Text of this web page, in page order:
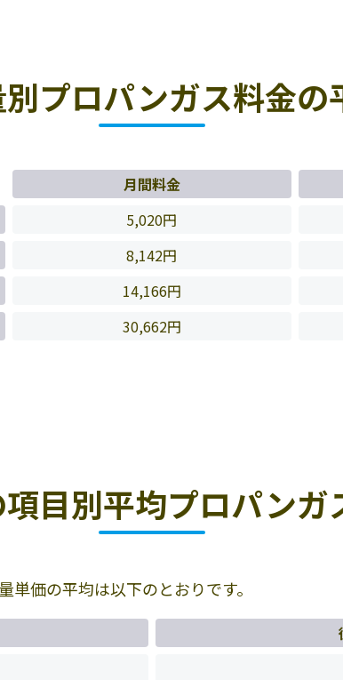
プロパンガス料金の
月間料金
5,020円
8,142円
14,166円
30,662円
目別平均プロパンガ
価の平均は以下のとおりです。